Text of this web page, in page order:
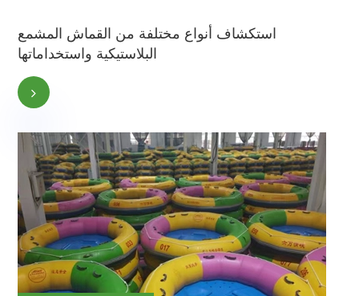
استكشاف أنواع مختلفة من القماش المشمع
البلاستيكية واستخداماتها